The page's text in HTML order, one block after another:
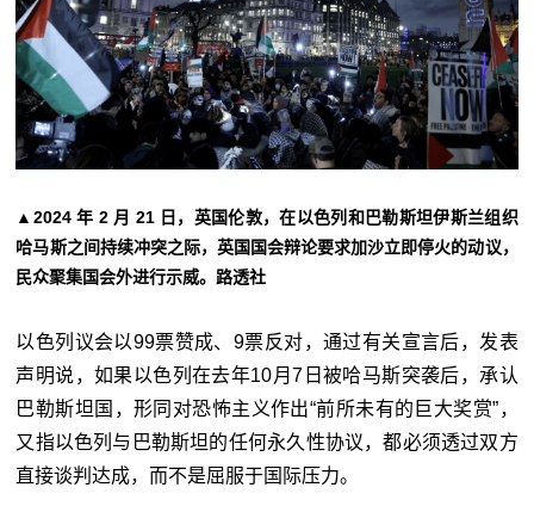
▲2024 年 2 月 21 日，英国伦敦，在以色列和巴勒斯坦伊斯兰组织
哈马斯之间持续冲突之际，英国国会辩论要求加沙立即停火的动议，
民众聚集国会外进行示威。路透社
以色列议会以99票赞成、9票反对，通过有关宣言后，发表
声明说，如果以色列在去年10月7日被哈马斯突袭后，承认
巴勒斯坦国，形同对恐怖主义作出“前所未有的巨大奖赏”，
又指以色列与巴勒斯坦的任何永久性协议，都必须透过双方
直接谈判达成，而不是屈服于国际压力。